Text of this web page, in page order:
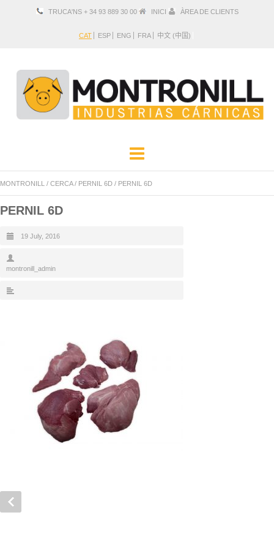
TRUCA'NS + 34 93 889 30 00 INICI ÀREA DE CLIENTS
CAT ESP ENG FRA 中文 (中国)
EMPRESA
PRODUCTES
MONTRONILL / CERCA/ PERNIL 6D / PERNIL 6D
PERNIL 6D
19 July, 2016
montronill_admin